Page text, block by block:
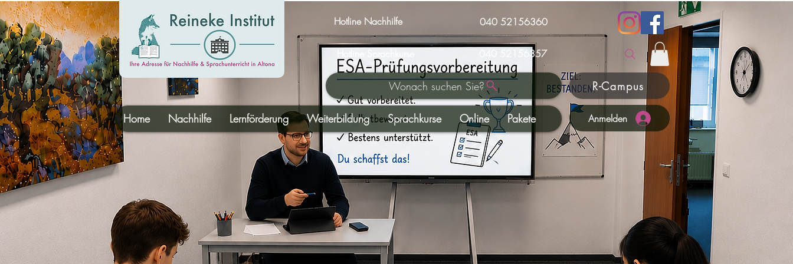
Hotline Nachhilfe 040 52156360
Hotline Sprachkurse 040 52156357
Wonach suchen Sie?
Home Nachhilfe Lernförderung Weiterbildung Sprachkurse Online Pakete
R-Campus
Anmelden